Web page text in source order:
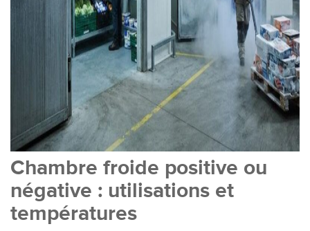
Chambre froide positive ou
négative : utilisations et
températures